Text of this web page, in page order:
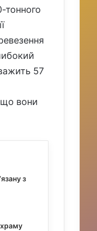
тонного
57
що вони
з
храму